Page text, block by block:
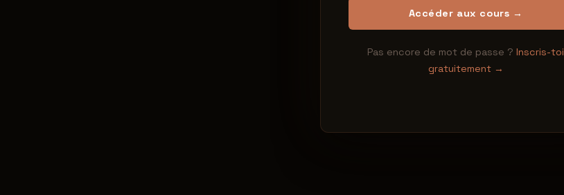
Accéder aux cours →
Pas encore de mot de passe ? Inscris-toi
gratuitement →